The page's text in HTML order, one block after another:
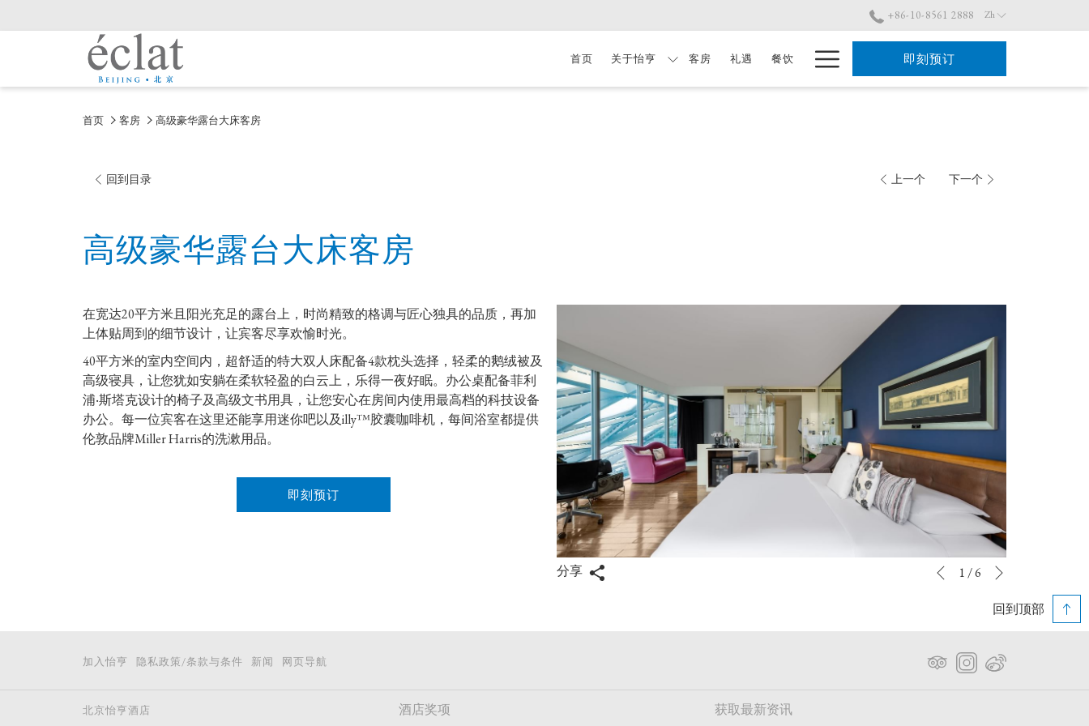
+86-10-8561 2888 Zh
首页 关于怡亨 客房 礼遇 餐饮 Hamburger
Menu 即刻预订
首页 客房 高级豪华露台大床客房
回到目录 上一个 下一个
高级豪华露台大床客房
在宽达20平方米且阳光充足的露台上，时尚精致的格调与匠心独具的品质，再加
上体贴周到的细节设计，让宾客尽享欢愉时光。
40平方米的室内空间内，超舒适的特大双人床配备4款枕头选择，轻柔的鹅绒被及
高级寝具，让您犹如安躺在柔软轻盈的白云上，乐得一夜好眠。办公桌配备菲利
浦‧斯塔克设计的椅子及高级文书用具，让您安心在房间内使用最高档的科技设备
办公。每一位宾客在这里还能享用迷你吧以及illy™胶囊咖啡机，每间浴室都提供
伦敦品牌Miller Harris的洗漱用品。
即刻预订
分享
幻
控
点
接
上一个 1 /6
回到顶部
加入怡亨 隐私政策/条款与条件 新闻 网页导航
北京怡亨酒店 酒店奖项 获取最新资讯